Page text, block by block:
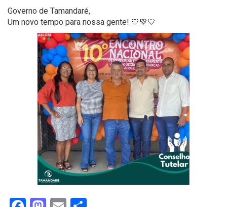
Governo de Tamandaré,
Um novo tempo para nossa gente! 💙💚💙